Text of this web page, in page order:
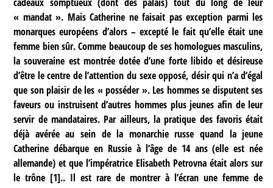
« mandat ». Mais Catherine ne faisait pas exception parmi les
monarques européens d’alors – excepté le fait qu’elle était une
femme bien sûr. Comme beaucoup de ses homologues masculins,
la souveraine est montrée dotée d’une forte libido et désireuse
d’être le centre de l’attention du sexe opposé, désir qui n’a d’égal
que son plaisir de les « posséder ». Les hommes se disputent ses
faveurs ou instruisent d’autres hommes plus jeunes afin de leur
servir de mandataires. Par ailleurs, la pratique des favoris était
déjà avérée au sein de la monarchie russe quand la jeune
Catherine débarque en Russie à l’âge de 14 ans (elle est née
allemande) et que l’impératrice Elisabeth Petrovna était alors sur
le trône [1].. Il est rare de montrer à l’écran une femme de